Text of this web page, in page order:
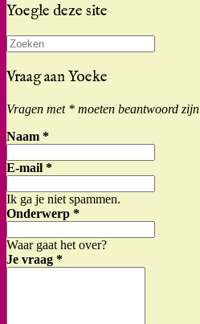
Yoegle deze site
Zoeken
naar:
Vraag aan Yoeke
Vragen met * moeten beantwoord zijn
Naam *
E-mail *
Ik ga je niet spammen.
Onderwerp *
Waar gaat het over?
Je vraag *